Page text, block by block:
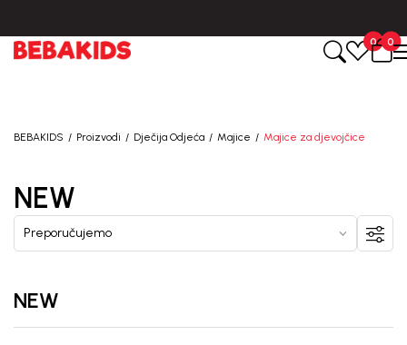
0 0
BEBAKIDS Proizvodi Dječija Odjeća Majice Majice za djevojčice
NEW
NEW